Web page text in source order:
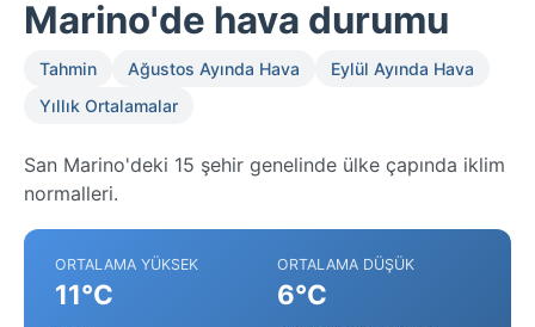
Marino'de hava durumu
Tahmin Ağustos Ayında Hava
Eylül Ayında Hava
Yıllık Ortalamalar
San Marino'deki 15 şehir genelinde ülke çapında iklim
normalleri.
ORTALAMA YÜKSEK
11°C
ORTALAMA DÜŞÜK
6°C